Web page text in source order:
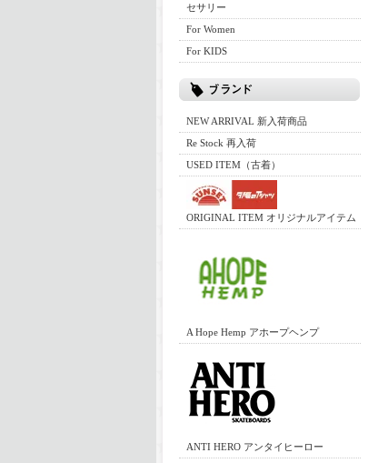
セサリー
For Women
For KIDS
NEW ARRIVAL 新入荷商品
Re Stock 再入荷
USED ITEM（古着）
ORIGINAL ITEM オリジナルアイテム
A Hope Hemp アホープヘンプ
ANTI HERO アンタイヒーロー